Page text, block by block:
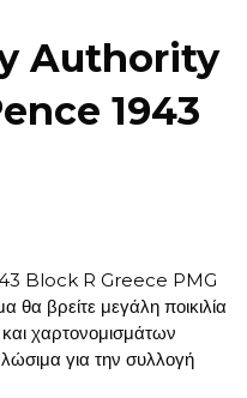
Authority
1943
Block R Greece PMG
βρείτε μεγάλη ποικιλία
χαρτονομισμάτων
για την συλλογή